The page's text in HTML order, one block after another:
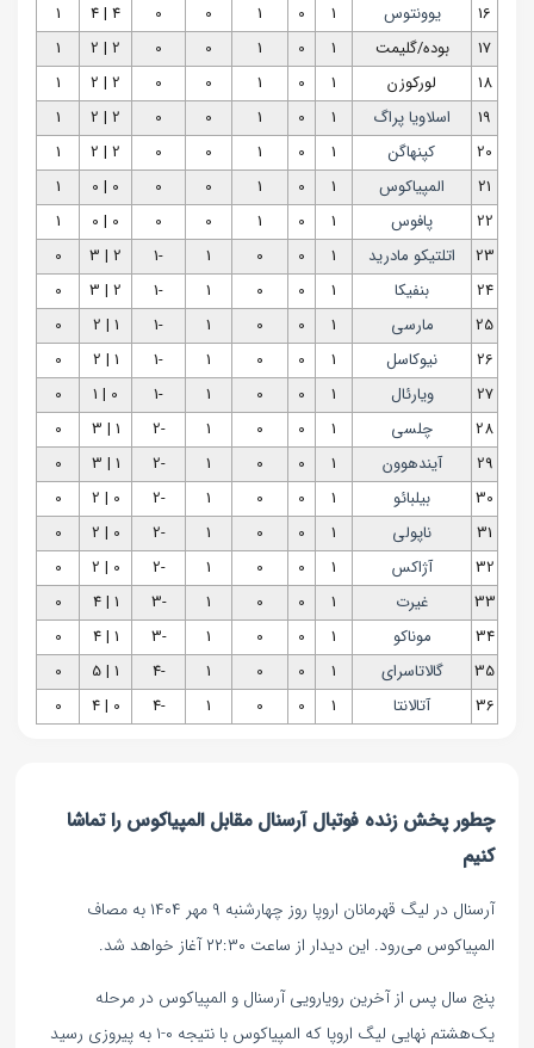
16
یوونتوس 1
0
1
0
0
4 | 4
1
17
بوده/گلیمت 1
0
1
0
0
2 | 2
1
18
لورکوزن 1
0
1
0
0
2 | 2
1
19
اسلاویا پراگ 1
0
1
0
0
2 | 2
1
20
کپنهاگن 1
0
1
0
0
2 | 2
1
21
المپیاکوس 1
0
1
0
0
0 | 0
1
22
پافوس 1
0
1
0
0
0 | 0
1
23
اتلتیکو مادرید 1
0
0
1
-1
2 | 3
0
24
بنفیکا 1
0
0
1
-1
2 | 3
0
25
مارسی 1
0
0
1
-1
1 | 2
0
26
نیوکاسل 1
0
0
1
-1
1 | 2
0
27
ویارئال 1
0
0
1
-1
0 | 1
0
28
چلسی 1
0
0
1
-2
1 | 3
0
29
آیندهوون 1
0
0
1
-2
1 | 3
0
30
بیلبائو 1
0
0
1
-2
0 | 2
0
31
ناپولی 1
0
0
1
-2
0 | 2
0
32
آژاکس 1
0
0
1
-2
0 | 2
0
33
غیرت 1
0
0
1
-3
1 | 4
0
34
موناکو 1
0
0
1
-3
1 | 4
0
35
گالاتاسرای 1
0
0
1
-4
1 | 5
0
36
آتالانتا 1
0
0
1
-4
0 | 4
0
چطور پخش زنده فوتبال آرسنال مقابل المپیاکوس را تماشا
کنیم
آرسنال در لیگ قهرمانان اروپا روز چهارشنبه ۹ مهر ۱۴۰۴ به مصاف
المپیاکوس می‌رود. این دیدار از ساعت ۲۲:۳۰ آغاز خواهد شد.
پنج سال پس از آخرین رویارویی‌ آرسنال و المپیاکوس در مرحله
یک‌هشتم نهایی لیگ اروپا که المپیاکوس با نتیجه ۰-۱ به پیروزی رسید